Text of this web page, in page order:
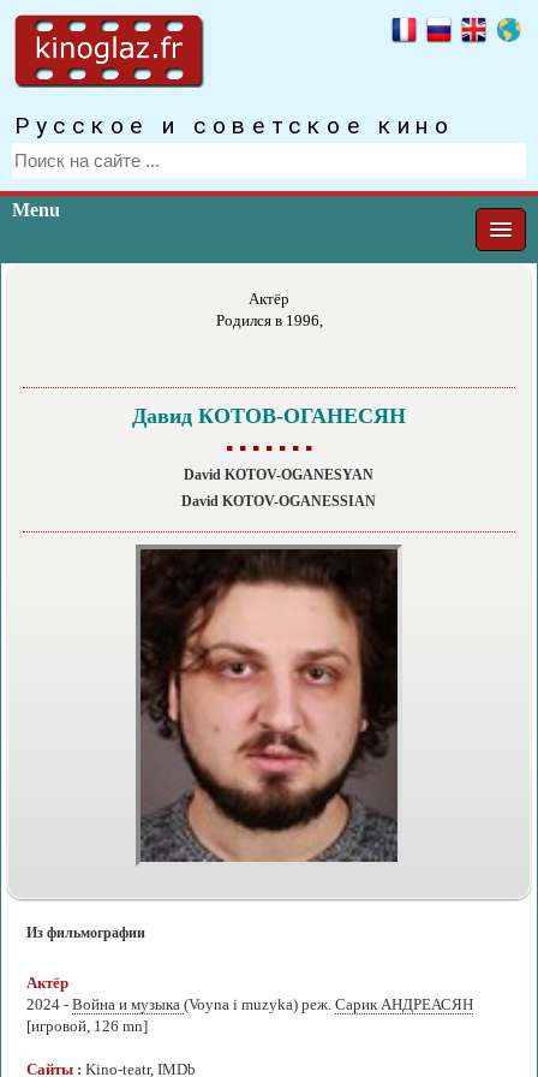
Русское и советское кино
Menu
Актёр
Родился в 1996,
Давид КОТОВ-ОГАНЕСЯН
▪ ▪ ▪ ▪ ▪ ▪ ▪
David KOTOV-OGANESYAN
David KOTOV-OGANESSIAN
Из фильмографии
Актёр
2024 - Война и музыка (Voyna i muzyka) реж. Сарик АНДРЕАСЯН
[игровой, 126 mn]
Сайты : Kino-teatr, IMDb